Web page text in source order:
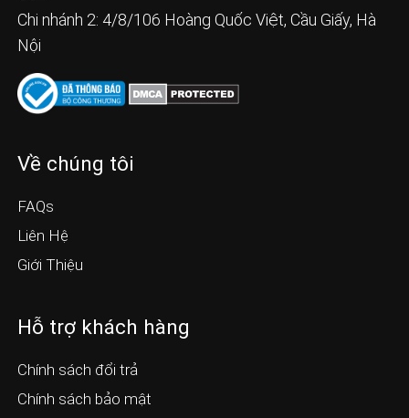
Chi nhánh 2: 4/8/106 Hoàng Quốc Việt, Cầu Giấy, Hà
Nội
Về chúng tôi
FAQs
Liên Hệ
Giới Thiệu
Hỗ trợ khách hàng
Chính sách đổi trả
Chính sách bảo mật